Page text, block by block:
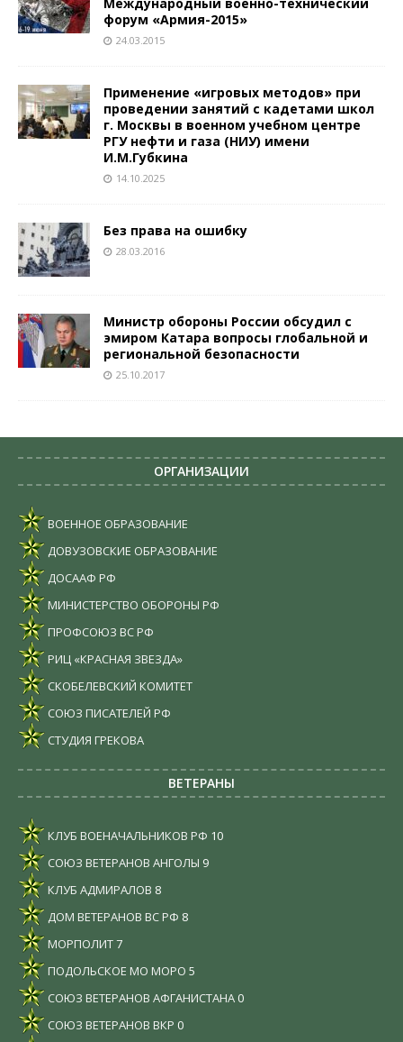
форум «Армия-2015»
24.03.2015
Применение «игровых методов» при
проведении занятий с кадетами школ
г. Москвы в военном учебном центре
РГУ нефти и газа (НИУ) имени
И.М.Губкина
14.10.2025
Без права на ошибку
28.03.2016
Министр обороны России обсудил с
эмиром Катара вопросы глобальной и
региональной безопасности
25.10.2017
ОРГАНИЗАЦИИ
ВОЕННОЕ ОБРАЗОВАНИЕ
ДОВУЗОВСКИЕ ОБРАЗОВАНИЕ
ДОСААФ РФ
МИНИСТЕРСТВО ОБОРОНЫ РФ
ПРОФСОЮЗ ВС РФ
РИЦ «КРАСНАЯ ЗВЕЗДА»
СКОБЕЛЕВСКИЙ КОМИТЕТ
СОЮЗ ПИСАТЕЛЕЙ РФ
СТУДИЯ ГРЕКОВА
ВЕТЕРАНЫ
КЛУБ ВОЕНАЧАЛЬНИКОВ РФ 10
СОЮЗ ВЕТЕРАНОВ АНГОЛЫ 9
КЛУБ АДМИРАЛОВ 8
ДОМ ВЕТЕРАНОВ ВС РФ 8
МОРПОЛИТ7
ПОДОЛЬСКОЕ МО МОРО 5
СОЮЗ ВЕТЕРАНОВ АФГАНИСТАНА 0
СОЮЗ ВЕТЕРАНОВ ВКР 0